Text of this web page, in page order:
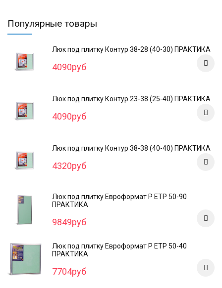
Популярные товары
Люк под плитку Контур 38-28 (40-30) ПРАКТИКА
4090руб
Люк под плитку Контур 23-38 (25-40) ПРАКТИКА
4090руб
Люк под плитку Контур 38-38 (40-40) ПРАКТИКА
4320руб
Люк под плитку Евроформат Р ЕТР 50-90
ПРАКТИКА
9849руб
Люк под плитку Евроформат Р ЕТР 50-40
ПРАКТИКА
7704руб